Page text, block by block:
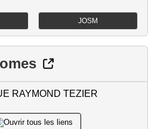
JOSM
RAYMOND TEZIER